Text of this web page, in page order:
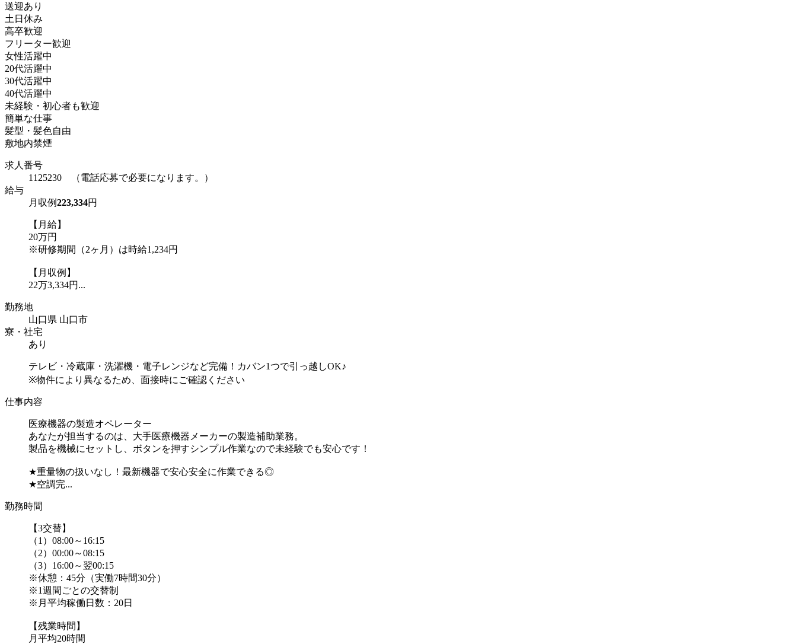
送迎あり
土日休み
高卒歓迎
フリーター歓迎
女性活躍中
20代活躍中
30代活躍中
40代活躍中
未経験・初心者も歓迎
簡単な仕事
髪型・髪色自由
敷地内禁煙
求人番号
1125230 （電話応募で必要になります。）
給与
月収例223,334円
【月給】
20万円
※研修期間（2ヶ月）は時給1,234円
【月収例】
22万3,334円...
勤務地
山口県 山口市
寮・社宅
あり
テレビ・冷蔵庫・洗濯機・電子レンジなど完備！カバン1つで引っ越しOK♪
※物件により異なるため、面接時にご確認ください
仕事内容
医療機器の製造オペレーター
あなたが担当するのは、大手医療機器メーカーの製造補助業務。
製品を機械にセットし、ボタンを押すシンプル作業なので未経験でも安心です！
★重量物の扱いなし！最新機器で安心安全に作業できる◎
★空調完...
勤務時間
【3交替】
（1）08:00～16:15
（2）00:00～08:15
（3）16:00～翌00:15
※休憩：45分（実働7時間30分）
※1週間ごとの交替制
※月平均稼働日数：20日
【残業時間】
月平均20時間